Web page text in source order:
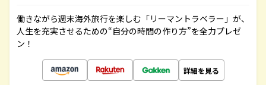
働きながら週末海外旅行を楽しむ「リーマントラベラー」が、
人生を充実させるための“自分の時間の作り方”を全力プレゼ
ン！
詳細を見る